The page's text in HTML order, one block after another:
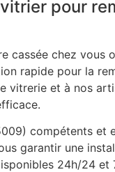
pour
cassée chez vous
rapide pour la
vitrerie et à nos
compétents et
garantir une
24h/24 et